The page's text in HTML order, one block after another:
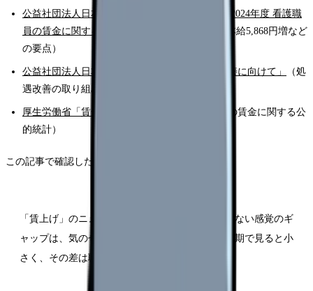
公益社団法人日本看護協会 ニュースリリース「2024年度 看護職
員の賃金に関する実態調査」結果（PDF）
（基本給5,868円増など
の要点）
公益社団法人日本看護協会「看護職員の処遇改善に向けて」
（処
遇改善の取り組みと主張）
厚生労働省「賃金構造基本統計調査」
（職種別の賃金に関する公
的統計）
この記事で確認したいポイントは、次のとおりです。
「賃上げ」のニュースと、自分の基本給が上がらない感覚のギ
ャップは、気のせいではない。基本給の伸びは長期で見ると小
さく、その差は職場ごとの賃金制度に表れる。